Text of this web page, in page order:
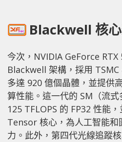
Blackwell 核
今次，NVIDIA GeForce
Blackwell 架構，採用
多達 920 億個晶體，並提供
算性能。這一代的 SM（流
125 TFLOPS 的 FP32 性能
Tensor 核心，為人工智能和
力。此外，第四代光線追蹤